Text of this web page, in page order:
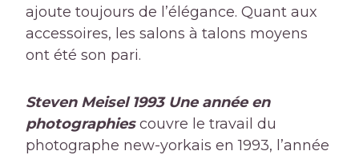
ajoute toujours de l’élégance. Quant aux
accessoires, les salons à talons moyens
ont été son pari.
Steven Meisel 1993 Une année en
photographiescouvre le travail du
photographe new-yorkais en 1993, l’année